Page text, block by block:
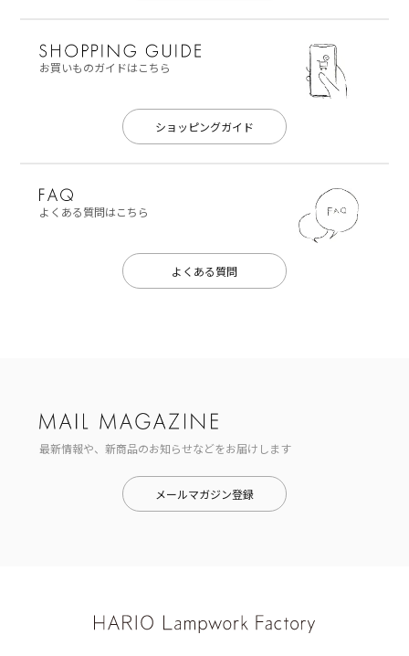
お買いものガイドはこちら
ショッピングガイド
よくある質問はこちら
よくある質問
最新情報や、新商品のお知らせなどをお届けします
メールマガジン登録